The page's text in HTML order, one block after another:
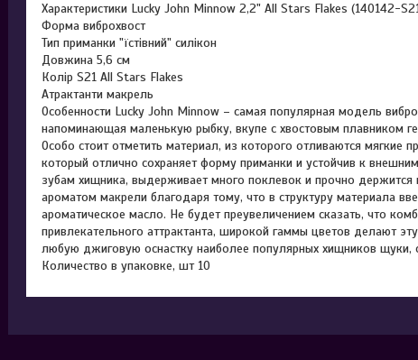
Характеристики Lucky John Minnow 2,2" All Stars Flakes (140142-
Форма виброхвост
Тип приманки "їстівний" силікон
Довжина 5,6 см
Колір S21 All Stars Flakes
Атрактанти макрель
Особенности Lucky John Minnow – самая популярная модель
напоминающая маленькую рыбку, вкупе с хвостовым плавником
Особо стоит отметить материал, из которого отливаются мягкие
который отлично сохраняет форму приманки и устойчив к
зубам хищника, выдерживает много поклевок и прочно
ароматом макрели благодаря тому, что в структуру материала
ароматическое масло. Не будет преувеличением сказать, что
привлекательного аттрактанта, широкой гаммы цветов делают
любую джиговую оснастку наиболее популярных хищников щуки,
Количество в упаковке, шт 10